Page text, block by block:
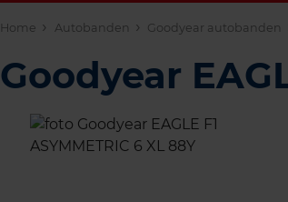
Home Autobanden Goodyear autobanden
Goodyear